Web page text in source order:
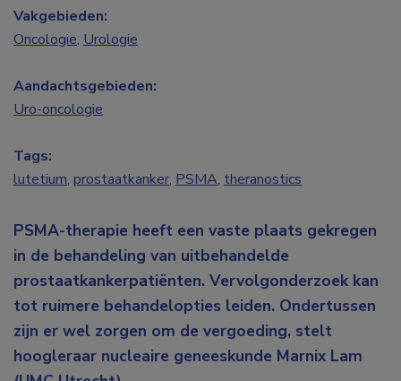
PSMA-therapie heeft een vaste plaats gekregen
in de behandeling van uitbehandelde
prostaatkankerpatiënten. Vervolgonderzoek kan
tot ruimere behandelopties leiden. Ondertussen
zijn er wel zorgen om de vergoeding, stelt
hoogleraar nucleaire geneeskunde Marnix Lam
Vakgebieden:
Oncologie, Urologie
Aandachtsgebieden:
Uro-oncologie
Tags:
lutetium, prostaatkanker, PSMA, theranostics